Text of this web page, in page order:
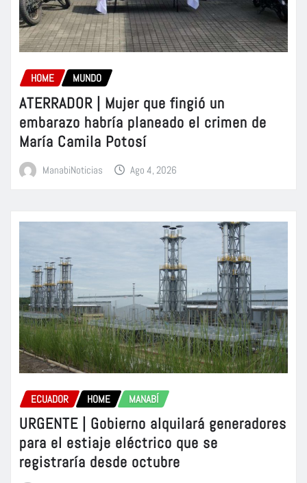
HOME MUNDO
ATERRADOR | Mujer que fingió un
embarazo habría planeado el crimen de
María Camila Potosí
ManabiNoticias Ago 4, 2026
ECUADOR HOME MANABÍ
URGENTE | Gobierno alquilará generadores
para el estiaje eléctrico que se
registraría desde octubre